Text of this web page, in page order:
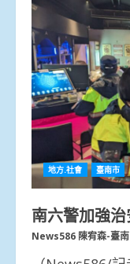
地方.社會 臺南市
南六警加強
News586 陳宥森-臺南